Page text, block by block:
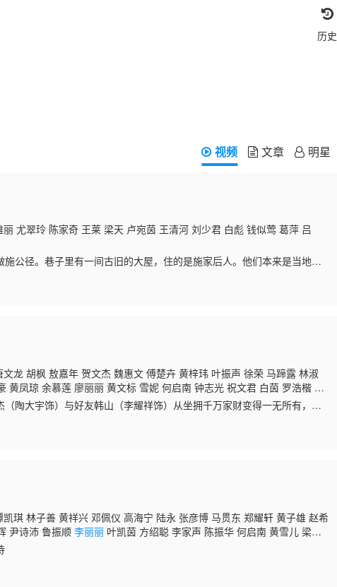
历史
视频 文章 明星
丽 尤翠玲 陈家奇 王莱 梁天 卢宛茵 王清河 刘少君 白彪 钱似莺 葛萍 吕
施公径。巷子里有一间古旧的大屋，住的是施家后人。他们本来是当地的
一家十三口全部给土匪杀死了。只剩下一个独生子跟他的妈妈。当时施
龙 胡枫 敖嘉年 贺文杰 魏惠文 傅楚卉 黄梓玮 叶振声 徐荣 马蹄露 林淑
黄凤琼 余慕莲 廖丽丽 黄文标 雪妮 何启南 钟志光 祝文君 白茵 罗浩楷 朱
陈狄克 汤俊明 张汉斌 邵卓尧 虞天伟 曾健明 邓汝超 黎秀英 杨证桦 张
何芷珊 叶凯茵 何婷恩 刘桂芳 萧徽勇
郭卓桦
（陶大宇饰）与好友韩山（李耀祥饰）从坐拥千万家财变得一无所有，马
游界当导游，等待机会他朝东山再起。 翁家文由于丈夫外遇遭遇婚
琪 林子善 黄祥兴 邓佩仪 高海宁 陆永 张彦博 马贯东 郑耀轩 黄子雄 赵希
尹诗沛 鲁振顺李丽丽 叶凯茵 方绍聪 李家声 陈振华 何启南 黄雪儿 梁
萧丽芠 杨家宝 林夏薇 梁雯蔚